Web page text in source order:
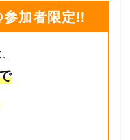
加者限定!!